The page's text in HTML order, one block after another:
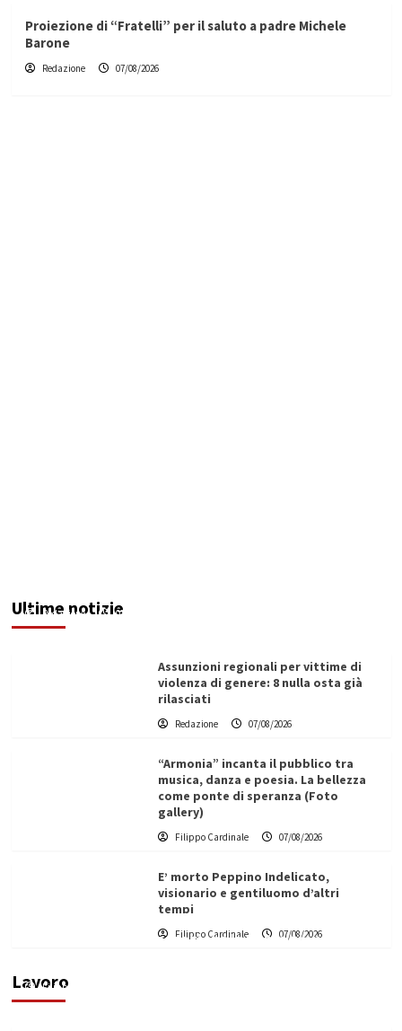
Proiezione di “Fratelli” per il saluto a padre Michele
Barone
Redazione 07/08/2026
Ultime notizie
Redazione 07/08/2026
Assunzioni regionali per vittime di
violenza di genere: 8 nulla osta già
rilasciati
Redazione 07/08/2026
“Armonia” incanta il pubblico tra
musica, danza e poesia. La bellezza
come ponte di speranza (Foto
gallery)
Filippo Cardinale 07/08/2026
E’ morto Peppino Indelicato,
visionario e gentiluomo d’altri
tempi
Filippo Cardinale 07/08/2026
Lavoro
L’ingegnere saccense Buscarnera partner chiave
di un progetto transnazionale per la transizione
Filippo Cardinale